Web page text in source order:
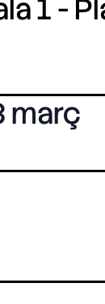
1 -
març